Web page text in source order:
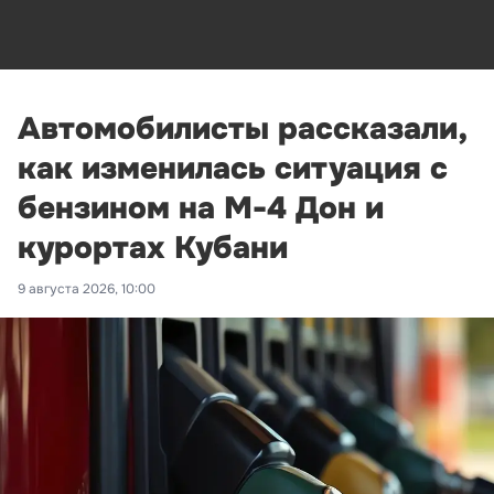
Автомобилисты рассказали,
как изменилась ситуация с
бензином на М-4 Дон и
курортах Кубани
9 августа 2026, 10:00